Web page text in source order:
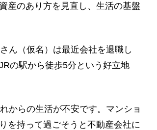
産のあり方を見直し、生活の基盤
ん（仮名）は最近会社を退職し
の駅から徒歩5分という好立地
からの生活が不安です。マンショ
を持って過ごそうと不動産会社に